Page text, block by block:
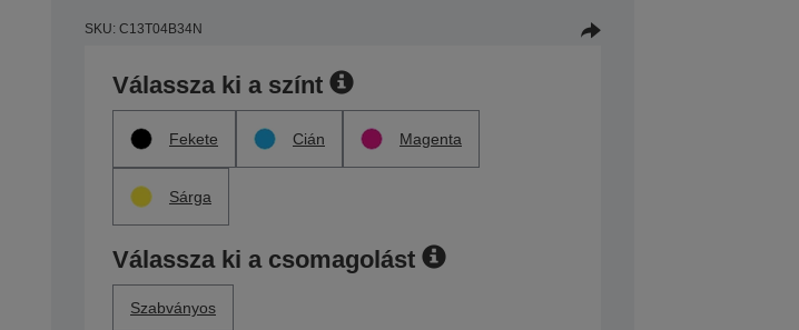
SKU: C13T04B34N
Válassza ki a színt
Fekete Cián Magenta
Sárga
Válassza ki a csomagolást
Szabványos